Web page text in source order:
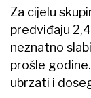
Za cijelu
predviđaju
neznatno
prošle
ubrzati i